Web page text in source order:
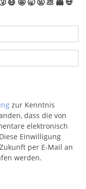
😷 🤩 🥱 🤬 💩 👻 💀
zur Kenntnis
dass die von
elektronisch
Einwilligung
per E-Mail an
werden.